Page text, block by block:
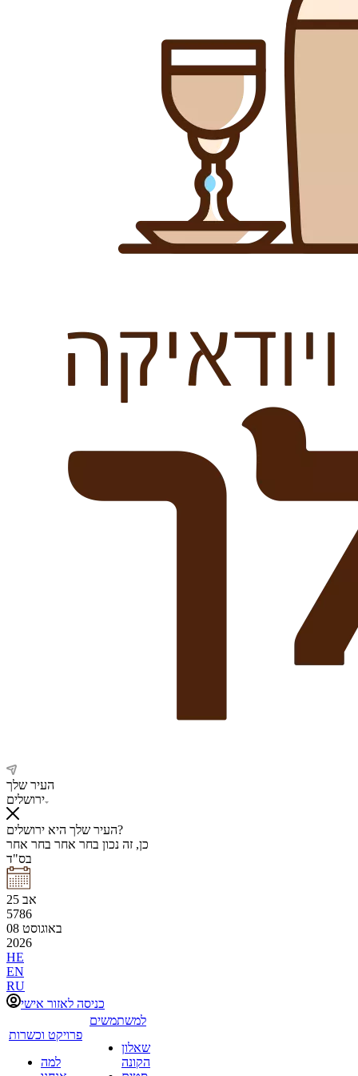
העיר שלך
ירושלים
העיר שלך היא ירושלים?
כן, זה נכון בחר אחר בחר אחר
בס"ד
25 אב
5786
08 באוגוסט
2026
HE
EN
RU
כניסה לאזור אישי
פרויקט וכשרות
למה
למשתמשים
שאלון
הקונה